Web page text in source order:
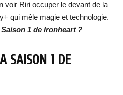
voir Riri occuper le devant de la
qui mêle magie et technologie.
1 de Ironheart ?
SAISON 1 DE